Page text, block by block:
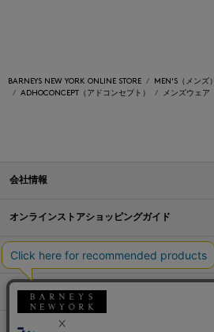
BARNEYS NEW YORK ONLINE STORE
MEN'S（メンズ）
ADHOCONCEPT（アドコンセプト）
メンズウェア
会社情報
オンラインストアショッピングガイド
店舗情報
サービス